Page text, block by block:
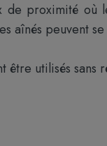
proximité où
aînés peuvent
être utilisés sans